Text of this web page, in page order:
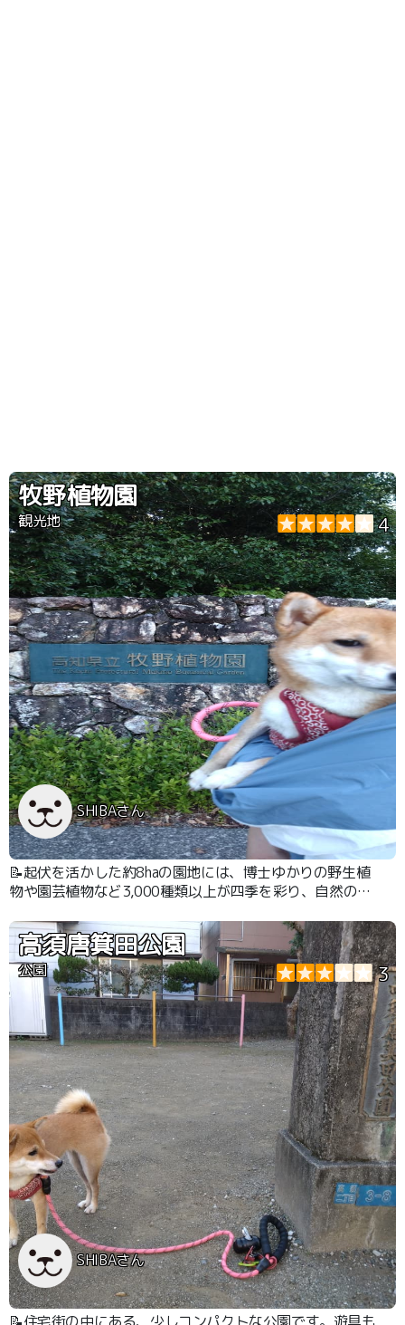
牧野植物園
観光地 4
SHIBAさん
📝起伏を活かした約8haの園地には、博士ゆかりの野生植
物や園芸植物など3,000種類以上が四季を彩り、自然の中
は、朝ドラ108作目『らんまん』にて牧野富太郎が取り上
げられ、話題になりました。
高須唐箕田公園
公園 3
SHIBAさん